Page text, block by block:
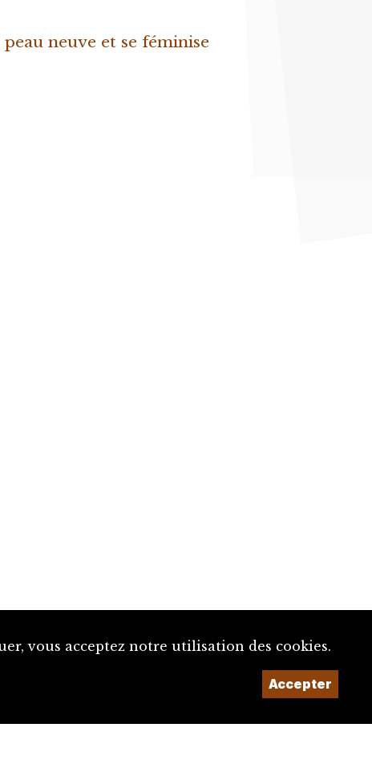
neuve et se féminise
vous acceptez notre utilisation des cookies.
Accepter